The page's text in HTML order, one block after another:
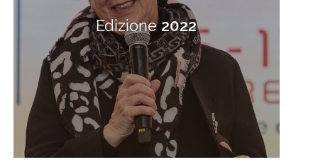
Edizione2022